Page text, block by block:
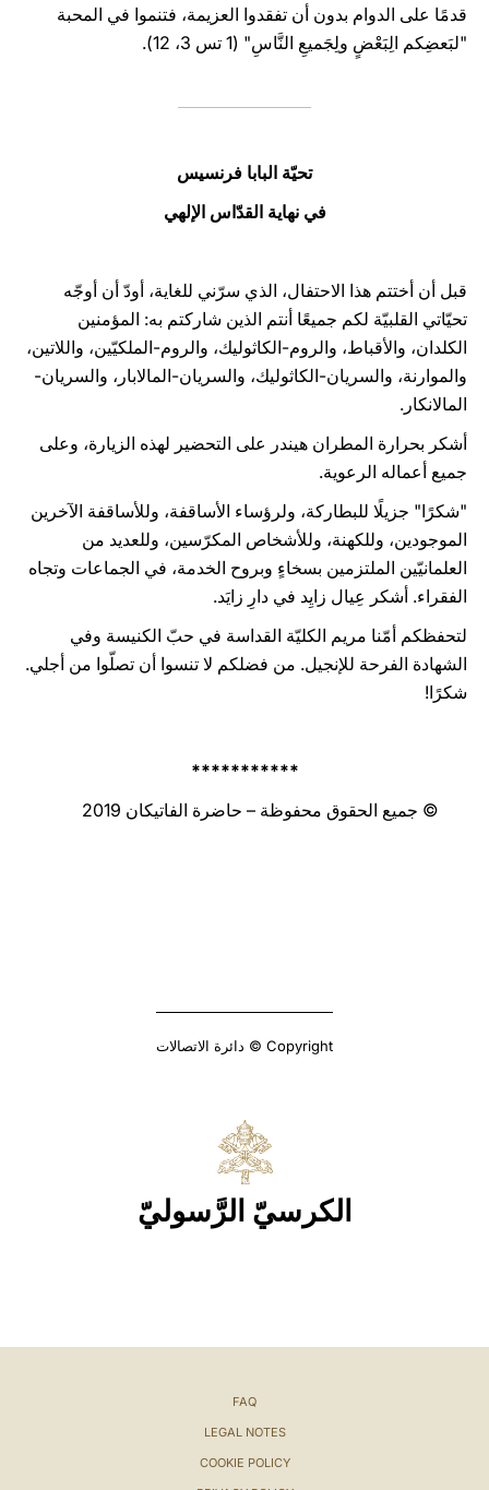
قدمًا على الدوام بدون أن تفقدوا العزيمة، فتنموا في المحبة
"لبَعضِكم الِبَعْضٍ ولِجَميعِ النَّاسِ" (1 تس 3، 12).
تحيّة البابا فرنسيس
في نهاية القدّاس الإلهي
قبل أن أختتم هذا الاحتفال، الذي سرّني للغاية، أودّ أن أوجّه
تحيّاتي القلبيّة لكم جميعًا أنتم الذين شاركتم به: المؤمنين
الكلدان، والأقباط، والروم-الكاثوليك، والروم-الملكيّين، واللاتين،
والموارنة، والسريان-الكاثوليك، والسريان-المالابار، والسريان-
المالانكار.
أشكر بحرارة المطران هيندر على التحضير لهذه الزيارة، وعلى
جميع أعماله الرعوية.
"شكرًا" جزيلًا للبطاركة، ولرؤساء الأساقفة، وللأساقفة الآخرين
الموجودين، وللكهنة، وللأشخاص المكرّسين، وللعديد من
العلمانيّين الملتزمين بسخاءٍ وبروح الخدمة، في الجماعات وتجاه
الفقراء. أشكر عِيال زايِد في دارِ زايَد.
لتحفظكم أمّنا مريم الكليّة القداسة في حبّ الكنيسة وفي
الشهادة الفرحة للإنجيل. من فضلكم لا تنسوا أن تصلّوا من أجلي.
شكرًا!
***********
© جميع الحقوق محفوظة – حاضرة الفاتيكان 2019
Copyright © دائرة الاتصالات
الكرسيّ الرَّسوليّ
FAQ
LEGAL NOTES
COOKIE POLICY